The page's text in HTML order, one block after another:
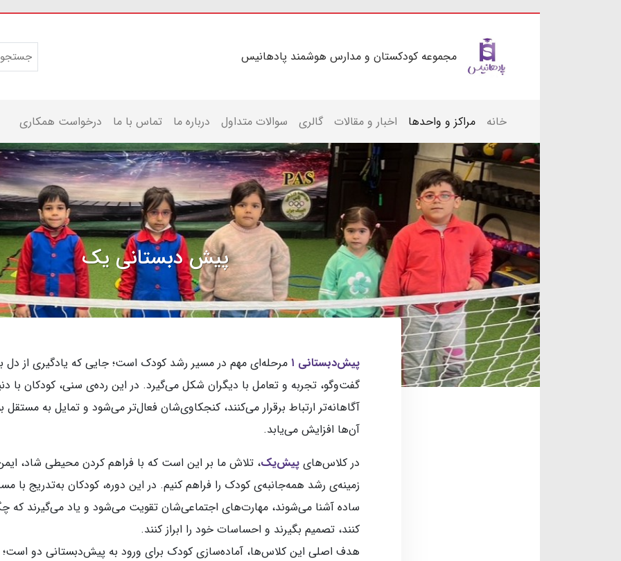
مجموعه کودکستان و مدارس هوشمند پادهانیس
خانه مراکز و واحدها اخبار و مقالات گالری سوالات متداول درباره ما تماس با ما درخواست همکاری
پیش دبستانی یک
پیش‌دبستانی ۱
مرحله‌ای مهم در مسیر رشد کودک است؛ جایی که یادگیری از دل
گفت‌وگو، تجربه و تعامل با دیگران شکل می‌گیرد. در این رده‌ی سنی، کودکان با
آگاهانه‌تر ارتباط برقرار می‌کنند، کنجکاوی‌شان فعال‌تر می‌شود و تمایل به مستقل
آن‌ها افزایش می‌یابد.
در کلاس‌های پیش‌یک، تلاش ما بر این است که با فراهم کردن محیطی شاد،
زمینه‌ی رشد همه‌جانبه‌ی کودک را فراهم کنیم. در این دوره، کودکان به‌تدریج با
ساده آشنا می‌شوند، مهارت‌های اجتماعی‌شان تقویت می‌شود و یاد می‌گیرند که
کنند، تصمیم بگیرند و احساسات خود را ابراز کنند.
هدف اصلی این کلاس‌ها، آماده‌سازی کودک برای ورود به پیش‌دبستانی دو است؛